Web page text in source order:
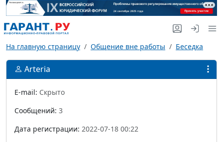
На главную страницу Общение вне работы Беседка
Arteria
E-mail: Скрыто
Сообщений: 3
Дата регистрации: 2022-07-18 00:22